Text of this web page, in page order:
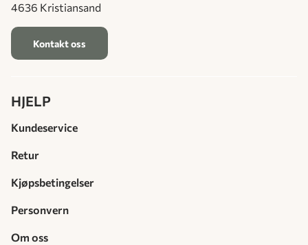
4636 Kristiansand
Kontakt oss
HJELP
Kundeservice
Retur
Kjøpsbetingelser
Personvern
Om oss